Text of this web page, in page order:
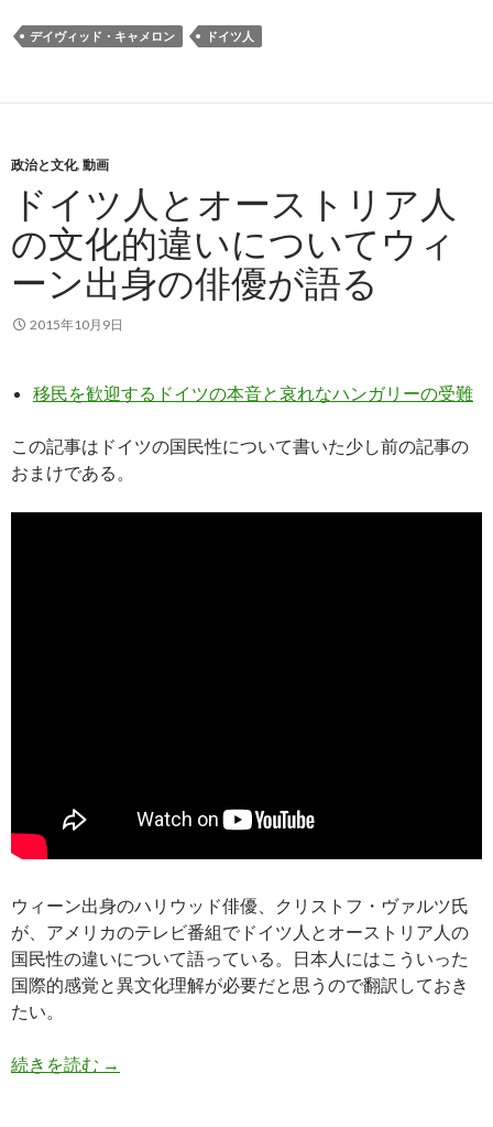
デイヴィッド・キャメロン ドイツ人
政治と文化, 動画
ドイツ人とオーストリア人
の文化的違いについてウィ
ーン出身の俳優が語る
2015年10月9日
移民を歓迎するドイツの本音と哀れなハンガリーの受難
この記事はドイツの国民性について書いた少し前の記事の
おまけである。
ウィーン出身のハリウッド俳優、クリストフ・ヴァルツ氏
が、アメリカのテレビ番組でドイツ人とオーストリア人の
国民性の違いについて語っている。日本人にはこういった
国際的感覚と異文化理解が必要だと思うので翻訳しておき
たい。
続きを読む ドイツ人とオーストリア人の文化的違いについ
→